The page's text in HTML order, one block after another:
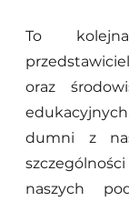
To
oraz
dumni z
naszych